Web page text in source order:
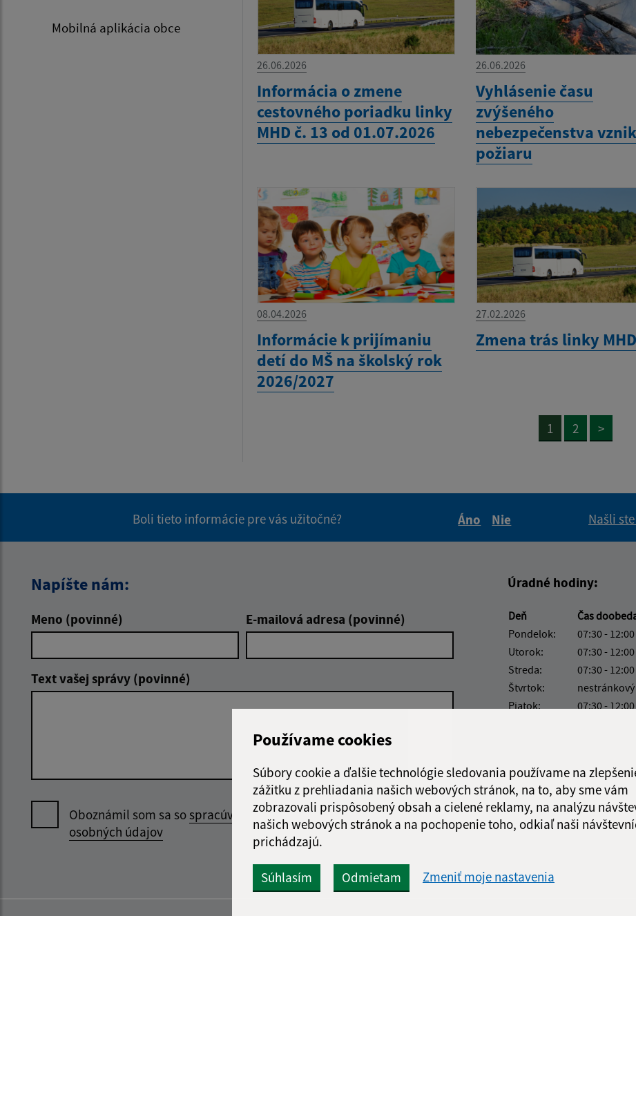
Používame cookies
Súbory cookie a ďalšie technológie sledovania používame na
zážitku z prehliadania našich webových stránok, na to, aby sme vám
zobrazovali prispôsobený obsah a cielené reklamy, na analýzu
našich webových stránok a na pochopenie toho, odkiaľ naši
prichádzajú.
Súhlasím Odmietam Zmeniť moje nastavenia
Mobilná aplikácia obce
26.06.2026
Informácia o zmene
cestovného poriadku linky
MHD č. 13 od 01.07.2026
26.06.2026
Vyhlásenie času
zvýšeného
nebezpečenstva
požiaru
08.04.2026
Informácie k prijímaniu
detí do MŠ na školský rok
2026/2027
27.02.2026
Zmena trás linky
1 2 >
Boli tieto informácie pre vás užitočné?
Áno
Nie
Našli
Napíšte nám:
Meno (povinné) E-mailová adresa (povinné)
Text vašej správy (povinné)
Oboznámil som sa sospracúvaním
osobných údajov
Google reCaptcha Response
Odoslať správu
Úradné hodiny:
Deň Čas
Pondelok:
07:30 - 12:00
Utorok:
07:30 - 12:00
Streda:
07:30 - 12:00
Štvrtok:
Piatok:
07:30 - 12:00